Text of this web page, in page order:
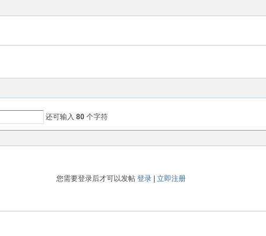
还可输入80 个字符
您需要登录后才可以发帖登录 |立即注册